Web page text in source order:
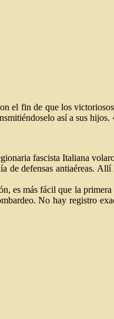
el fin de que los
así a sus
fascista Italiana
defensas antiaéreas. Allí
es más fácil que la primera
No hay registro